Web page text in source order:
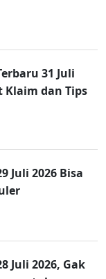
31 Juli
Klaim dan Tips
Juli 2026 Bisa
Juli 2026, Gak